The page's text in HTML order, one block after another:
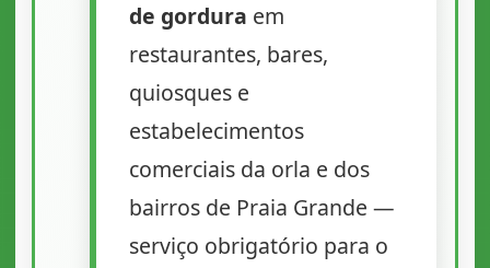
de gordura em
restaurantes, bares,
quiosques e
estabelecimentos
comerciais da orla e dos
bairros de Praia Grande —
serviço obrigatório para o